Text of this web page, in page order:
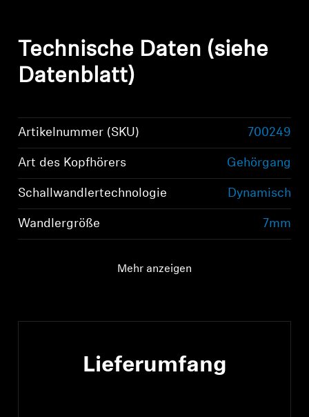
Technische Daten (siehe
Datenblatt)
Artikelnummer (SKU) 700249
Art des Kopfhörers Gehörgang
Schallwandlertechnologie Dynamisch
Wandlergröße 7mm
Mehr anzeigen
Lieferumfang